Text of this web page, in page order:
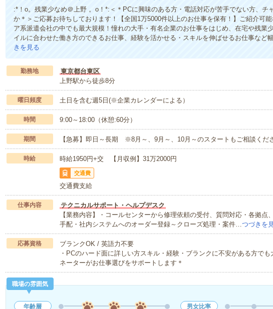
:*！o。残業少なめ＠上野 。o！*:＜＊PCに興味のある方・電話対応が苦手でない方、チ
か＊＞ご応募お待ちしております！【全国1万5000件以上のお仕事を保有！】ご紹介可
ア系派遣会社の中でも最大規模！憧れの大手・有名企業のお仕事をはじめ、在宅や残業
イルに合わせた働き方のできるお仕事、経験を活かせる・スキルを伸ばせるお仕事など
きを見る
勤務地
東京都台東区
上野駅から徒歩8分
曜日頻度 土日を含む週5日(※企業カレンダーによる）
時間 9:00～18:00（休憩:60分）
期間 【急募】即日～長期 ※8月～、9月～、10月～のスタートもご相談くだ
時給 時給1950円+交 【月収例】31万2000円
交通費
交通費支給
仕事内容
テクニカルサポート・ヘルプデスク
【業務内容】・コールセンターから修理依頼の受付、質問対応・各拠点
手配・社内システムへのオーダー登録～クローズ処理・案件…つづきを
応募資格
ブランクOK / 英語力不要
・PCのハード面に詳しい方スキル・経験・ブランクに不安がある方でも
ネーターがお仕事選びをサポートします＊
職場の雰囲気
年齢層
男女比率